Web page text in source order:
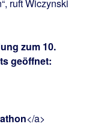
ruft Wiczynski
zum 10.
geöffnet:
</a>